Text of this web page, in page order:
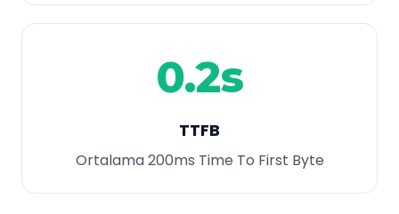
0.2s
TTFB
Ortalama 200ms Time To First Byte